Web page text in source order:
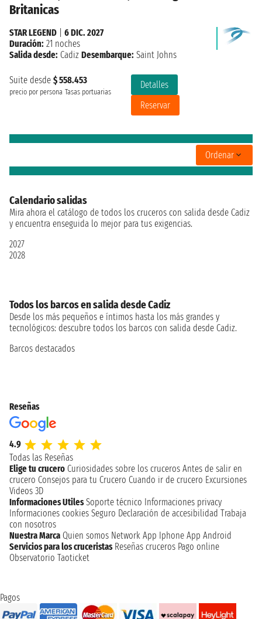
Britanicas
Suite desde $ 558.453
precio por persona Tasas portuarias
Detalles
Reservar
STAR LEGEND
6 DIC. 2027
Duración: 21 noches
Salida desde: Cadiz Desembarque: Saint Johns
Ordenar
Calendario salidas
Mira ahora el catálogo de todos los cruceros con salida desde Cadiz
y encuentra enseguida lo mejor para tus exigencias.
2027
2028
Todos los barcos en salida desde Cadiz
Desde los más pequeños e íntimos hasta los más grandes y
tecnológicos: descubre todos los barcos con salida desde Cadiz.
Barcos destacados
Reseñas
4.9
Todas las Reseñas
Elige tu crucero Curiosidades sobre los cruceros Antes de salir en
crucero Consejos para tu Crucero Cuando ir de crucero Excursiones
Videos 3D
Informaciones Utiles Soporte técnico Informaciones privacy
Informaciones cookies Seguro Declaración de accesibilidad Trabaja
con nosotros
Nuestra Marca Quien somos Network App Iphone App Android
Servicios para los cruceristas Reseñas cruceros Pago online
Observatorio Taoticket
Pagos